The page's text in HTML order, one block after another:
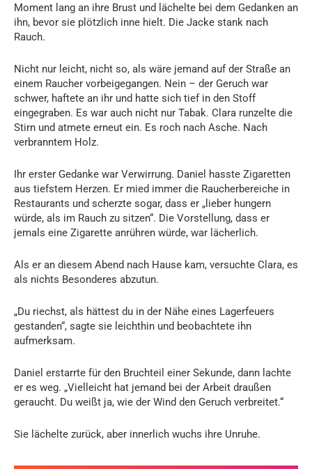
Moment lang an ihre Brust und lächelte bei dem Gedanken an
ihn, bevor sie plötzlich inne hielt. Die Jacke stank nach
Rauch.
Nicht nur leicht, nicht so, als wäre jemand auf der Straße an
einem Raucher vorbeigegangen. Nein – der Geruch war
schwer, haftete an ihr und hatte sich tief in den Stoff
eingegraben. Es war auch nicht nur Tabak. Clara runzelte die
Stirn und atmete erneut ein. Es roch nach Asche. Nach
verbranntem Holz.
Ihr erster Gedanke war Verwirrung. Daniel hasste Zigaretten
aus tiefstem Herzen. Er mied immer die Raucherbereiche in
Restaurants und scherzte sogar, dass er „lieber hungern
würde, als im Rauch zu sitzen“. Die Vorstellung, dass er
jemals eine Zigarette anrühren würde, war lächerlich.
Als er an diesem Abend nach Hause kam, versuchte Clara, es
als nichts Besonderes abzutun.
„Du riechst, als hättest du in der Nähe eines Lagerfeuers
gestanden“, sagte sie leichthin und beobachtete ihn
aufmerksam.
Daniel erstarrte für den Bruchteil einer Sekunde, dann lachte
er es weg. „Vielleicht hat jemand bei der Arbeit draußen
geraucht. Du weißt ja, wie der Wind den Geruch verbreitet.“
Sie lächelte zurück, aber innerlich wuchs ihre Unruhe.